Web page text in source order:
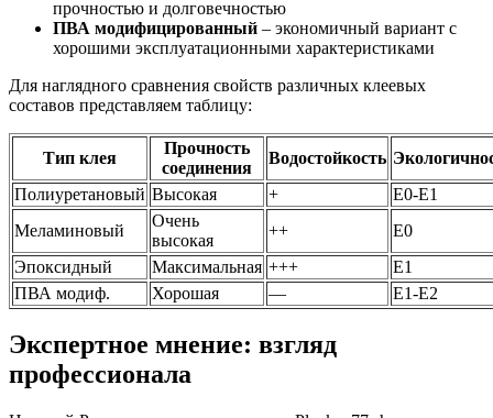
прочностью и долговечностью
ПВА модифицированный – экономичный вариант с
хорошими эксплуатационными характеристиками
Для наглядного сравнения свойств различных клеевых
составов представляем таблицу:
Тип клея
Прочность
соединения
Водостойкость
Полиуретановый Высокая +
E0-E1
Меламиновый
Очень
высокая
++
E0
Эпоксидный
Максимальная +++
E1
ПВА модиф.
Хорошая — E1-E2
Экспертное мнение: взгляд
профессионала